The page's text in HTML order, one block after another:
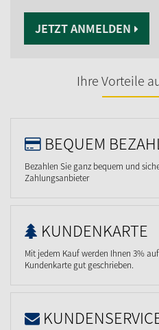
JETZT ANMELDEN
Ihre Vorteile
BEQUEM
Bezahlen Sie ganz bequem und
Zahlungsanbieter
KUNDENKARTE
Mit jedem Kauf werden Ihnen 3%
Kundenkarte gut geschrieben.